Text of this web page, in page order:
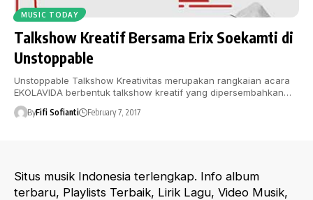
MUSIC TODAY
Talkshow Kreatif Bersama Erix Soekamti di
Unstoppable
Unstoppable Talkshow Kreativitas merupakan rangkaian acara
EKOLAVIDA berbentuk talkshow kreatif yang dipersembahkan…
ByFifi Sofianti February 7, 2017
Situs musik Indonesia terlengkap. Info album
terbaru, Playlists Terbaik, Lirik Lagu, Video Musik,